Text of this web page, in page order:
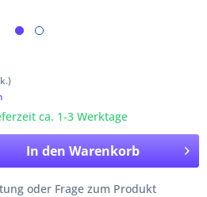
ca. 1-3 Werktage
In den Warenkorb
oder Frage zum Produkt